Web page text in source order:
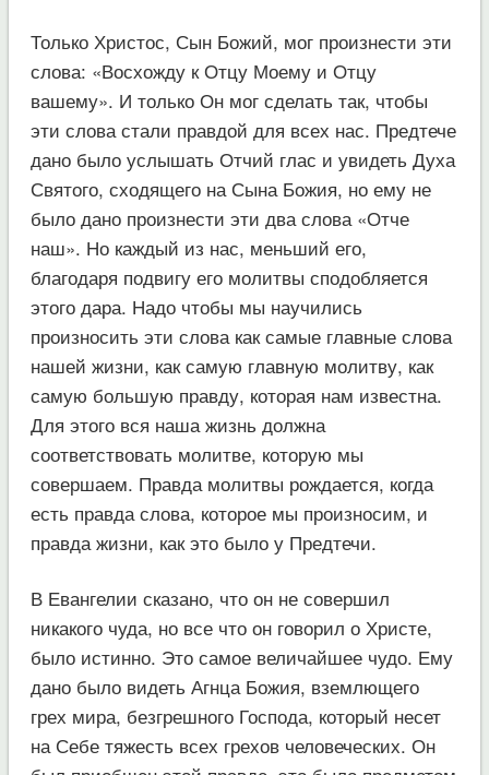
Только Христос, Сын Божий, мог произнести эти
слова: «Восхожду к Отцу Моему и Отцу
вашему». И только Он мог сделать так, чтобы
эти слова стали правдой для всех нас. Предтече
дано было услышать Отчий глас и увидеть Духа
Святого, сходящего на Сына Божия, но ему не
было дано произнести эти два слова «Отче
наш». Но каждый из нас, меньший его,
благодаря подвигу его молитвы сподобляется
этого дара. Надо чтобы мы научились
произносить эти слова как самые главные слова
нашей жизни, как самую главную молитву, как
самую большую правду, которая нам известна.
Для этого вся наша жизнь должна
соответствовать молитве, которую мы
совершаем. Правда молитвы рождается, когда
есть правда слова, которое мы произносим, и
правда жизни, как это было у Предтечи.
В Евангелии сказано, что он не совершил
никакого чуда, но все что он говорил о Христе,
было истинно. Это самое величайшее чудо. Ему
дано было видеть Агнца Божия, вземлющего
грех мира, безгрешного Господа, который несет
на Себе тяжесть всех грехов человеческих. Он